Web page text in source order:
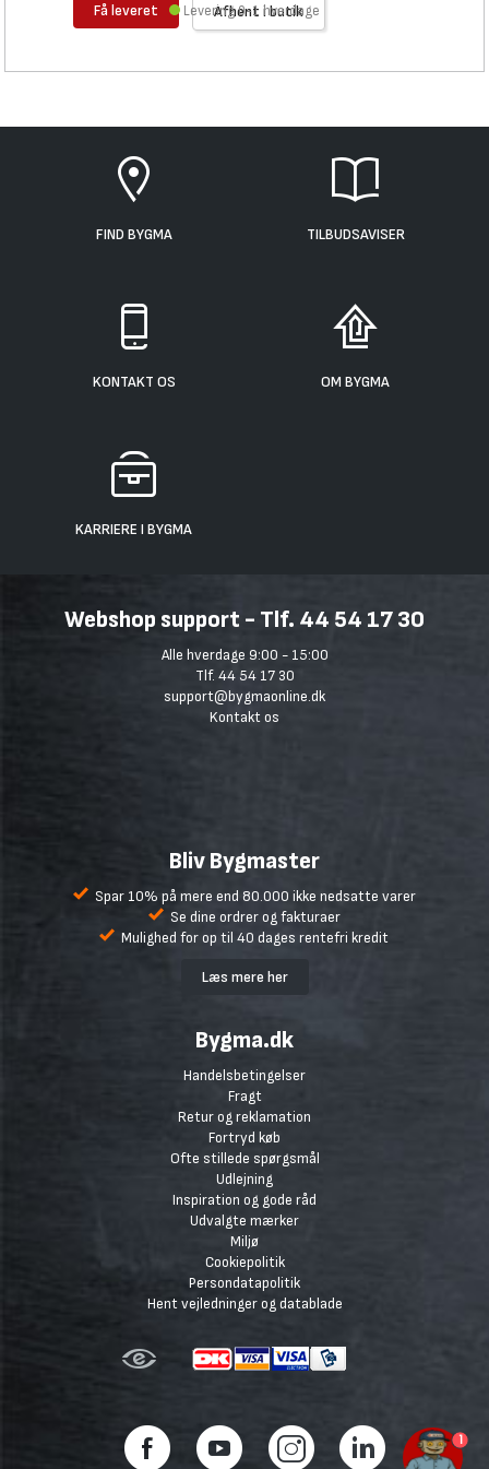
Få leveret Afhent i butik
Levering 0-1 hverdage
FIND BYGMA TILBUDSAVISER
KONTAKT OS OM BYGMA
KARRIERE I BYGMA
Webshop support - Tlf. 44 54 17 30
Alle hverdage 9:00 - 15:00
Tlf. 44 54 17 30
support@bygmaonline.dk
Kontakt os
Bliv Bygmaster
Spar 10% på mere end 80.000 ikke nedsatte varer
Se dine ordrer og fakturaer
Mulighed for op til 40 dages rentefri kredit
Læs mere her
Bygma.dk
Handelsbetingelser
Fragt
Retur og reklamation
Fortryd køb
Ofte stillede spørgsmål
Udlejning
Inspiration og gode råd
Udvalgte mærker
Miljø
Cookiepolitik
Persondatapolitik
Hent vejledninger og datablade
1